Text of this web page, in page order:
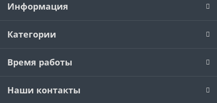
Информация
Категории
Время работы
Наши контакты